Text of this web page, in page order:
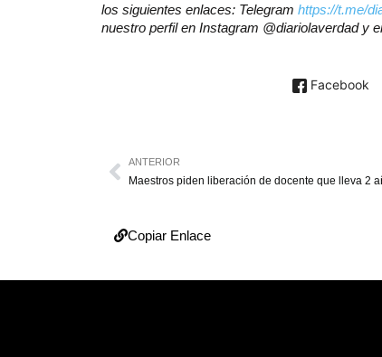
los siguientes enlaces: Telegram https://t.me/
nuestro perfil en Instagram @diariolaverdad y
Facebook
ANTERIOR
Copiar Enlace